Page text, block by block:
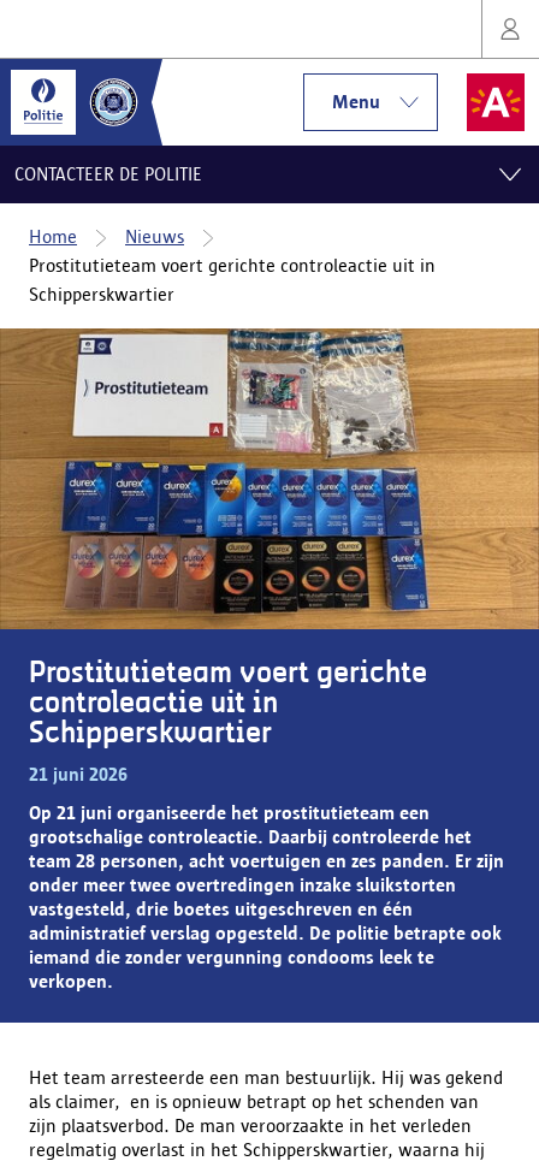
Menu
CONTACTEER DE POLITIE
Home
Nieuws
Prostitutieteam voert gerichte controleactie uit in
Schipperskwartier
Prostitutieteam voert gerichte
controleactie uit in
Schipperskwartier
21 juni 2026
Op 21 juni organiseerde het prostitutieteam een
grootschalige controleactie. Daarbij controleerde het
team 28 personen, acht voertuigen en zes panden. Er zijn
onder meer twee overtredingen inzake sluikstorten
vastgesteld, drie boetes uitgeschreven en één
administratief verslag opgesteld. De politie betrapte ook
iemand die zonder vergunning condooms leek te
verkopen.
Het team arresteerde een man bestuurlijk. Hij was gekend
als claimer, en is opnieuw betrapt op het schenden van
zijn plaatsverbod. De man veroorzaakte in het verleden
regelmatig overlast in het Schipperskwartier, waarna hij